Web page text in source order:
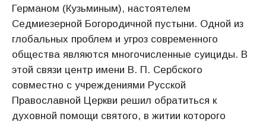
Германом (Кузьминым), настоятелем
Седмиезерной Богородичной пустыни. Одной из
глобальных проблем и угроз современного
общества являются многочисленные суициды. В
этой связи центр имени В. П. Сербского
совместно с учреждениями Русской
Православной Церкви решил обратиться к
духовной помощи святого, в житии которого